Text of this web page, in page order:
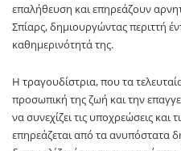
επαλήθευση και επηρεάζουν
Σπίαρς, δημιουργώντας περιττή
καθημερινότητά της.
Η τραγουδίστρια, που τα
προσωπική της ζωή και την
να συνεχίζει τις υποχρεώσεις και
επηρεάζεται από τα ανυπόστατα